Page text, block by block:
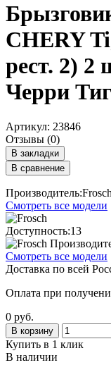
CHERY
рест. 2) 2
Черри
Артикул: 23846
Отзывы (0)
В закладки
В сравнение
Производитель:Frosch
Смотреть все модели
Доступность:13
Смотреть все модели
Доставка по всей
Оплата при
0 руб.
В корзину
Купить в 1 клик
В наличии